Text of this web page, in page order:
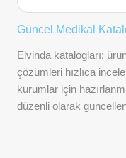
Güncel Medikal
Elvinda katalogları;
çözümleri hızlıca
kurumlar için
düzenli olarak